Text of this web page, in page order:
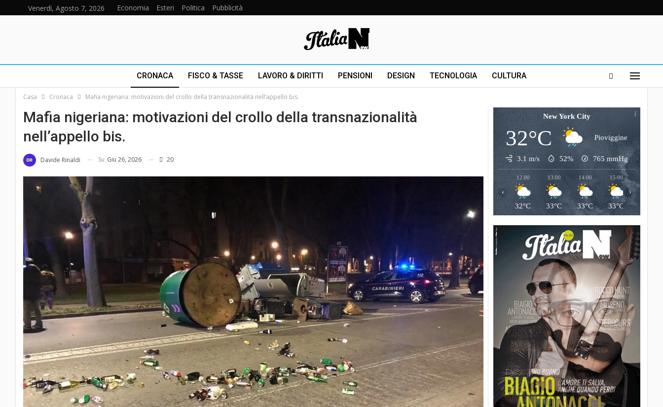
Venerdì, Agosto 7, 2026 Economia Esteri Politica Pubblicità
CRONACA FISCO & TASSE LAVORO & DIRITTI PENSIONI DESIGN TECNOLOGIA CULTURA
Casa Cronaca Mafia nigeriana: motivazioni del crollo della transnazionalità nell’appello bis.
Mafia nigeriana: motivazioni del crollo della transnazionalità
nell’appello bis.
Davide Rinaldi Su Giu 26, 2026 20
New York City
32°C Pioviggine
3.1 m/s 52% 765mmHg
12:00
32°C
13:00
33°C
14:00
33°C
15:00
33°C
‹ ›